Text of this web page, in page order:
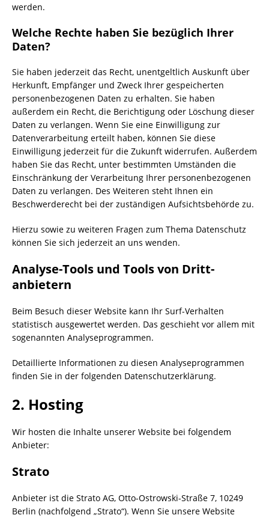
werden.
Welche Rechte haben Sie bezüglich Ihrer
Daten?
Sie haben jederzeit das Recht, unentgeltlich Auskunft über
Herkunft, Empfänger und Zweck Ihrer gespeicherten
personenbezogenen Daten zu erhalten. Sie haben
außerdem ein Recht, die Berichtigung oder Löschung dieser
Daten zu verlangen. Wenn Sie eine Einwilligung zur
Datenverarbeitung erteilt haben, können Sie diese
Einwilligung jederzeit für die Zukunft widerrufen. Außerdem
haben Sie das Recht, unter bestimmten Umständen die
Einschränkung der Verarbeitung Ihrer personenbezogenen
Daten zu verlangen. Des Weiteren steht Ihnen ein
Beschwerderecht bei der zuständigen Aufsichtsbehörde zu.
Hierzu sowie zu weiteren Fragen zum Thema Datenschutz
können Sie sich jederzeit an uns wenden.
Analyse-Tools und Tools von Dritt­
anbietern
Beim Besuch dieser Website kann Ihr Surf-Verhalten
statistisch ausgewertet werden. Das geschieht vor allem mit
sogenannten Analyseprogrammen.
Detaillierte Informationen zu diesen Analyseprogrammen
finden Sie in der folgenden Datenschutzerklärung.
2. Hosting
Wir hosten die Inhalte unserer Website bei folgendem
Anbieter:
Strato
Anbieter ist die Strato AG, Otto-Ostrowski-Straße 7, 10249
Berlin (nachfolgend „Strato“). Wenn Sie unsere Website